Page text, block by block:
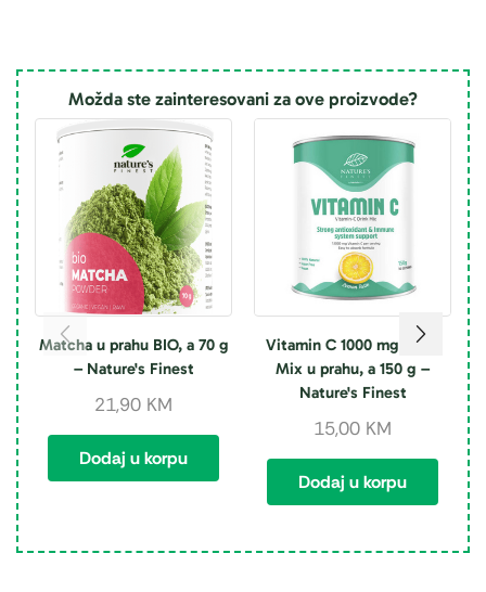
Možda ste zainteresovani za ove proizvode?
Matcha u prahu BIO, a 70 g
– Nature's Finest
21,90 KM
Dodaj u korpu
Vitamin C 1000 mg Drink
Mix u prahu, a 150 g –
Nature's Finest
15,00 KM
Dodaj u korpu